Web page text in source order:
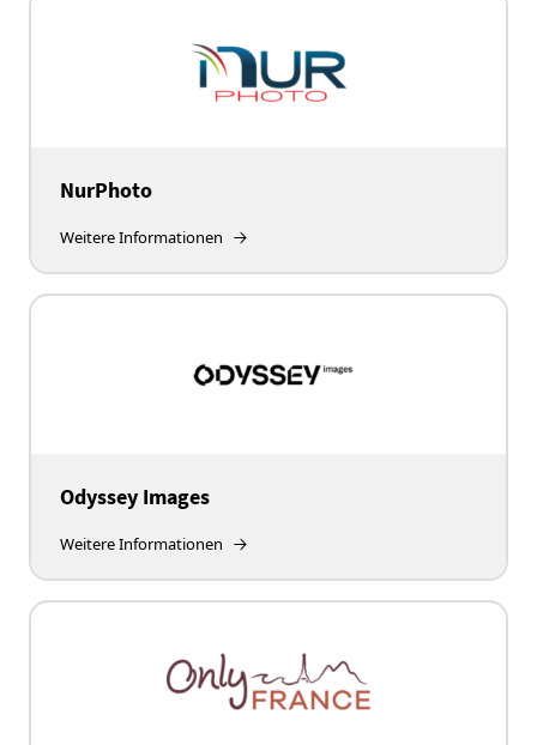
NurPhoto
Weitere Informationen
Odyssey Images
Weitere Informationen